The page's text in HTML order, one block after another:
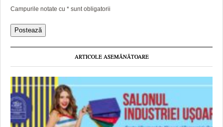
Campurile notate cu * sunt obligatorii
ARTICOLE ASEMĂNĂTOARE